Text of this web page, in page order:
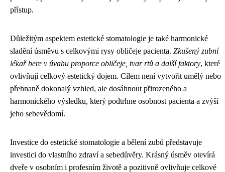
přístup.
Důležitým aspektem estetické stomatologie je také harmonické
sladění úsměvu s celkovými rysy obličeje pacienta. Zkušený zubní
lékař bere v úvahu proporce obličeje, tvar rtů a další faktory, které
ovlivňují celkový estetický dojem. Cílem není vytvořit umělý nebo
přehnaně dokonalý vzhled, ale dosáhnout přirozeného a
harmonického výsledku, který podtrhne osobnost pacienta a zvýší
jeho sebevědomí.
Investice do estetické stomatologie a bělení zubů představuje
investici do vlastního zdraví a sebedůvěry. Krásný úsměv otevírá
dveře v osobním i profesním životě a pozitivně ovlivňuje celkové